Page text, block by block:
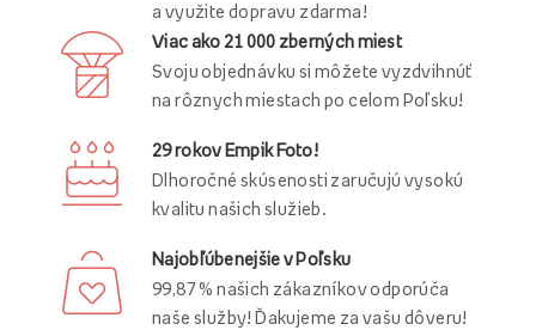
a využite dopravu zdarma!
Viac ako 21 000 zberných miest
Svoju objednávku si môžete vyzdvihnúť
na rôznych miestach po celom Poľsku!
29 rokov Empik Foto!
Dlhoročné skúsenosti zaručujú vysokú
kvalitu našich služieb.
Najobľúbenejšie v Poľsku
99,87 % našich zákazníkov odporúča
naše služby! Ďakujeme za vašu dôveru!